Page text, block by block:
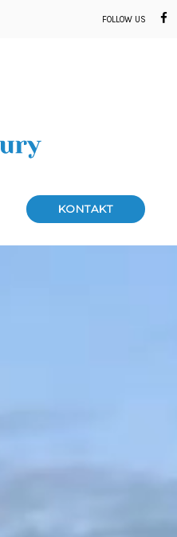
FOLLOW US
KONTAKT